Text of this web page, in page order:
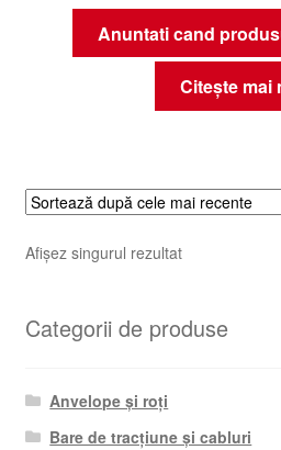
Anuntati cand
Citește mai
Afișez singurul rezultat
Categorii de produse
Anvelope și roți
Bare de tracțiune și cabluri